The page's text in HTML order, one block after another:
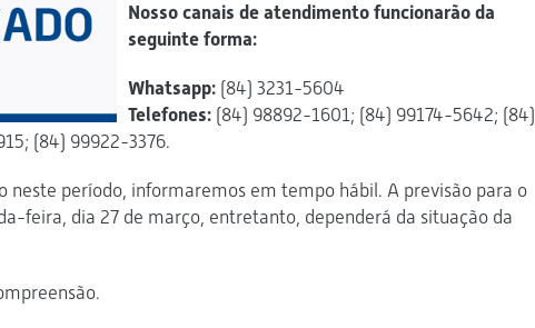
Nosso canais de atendimento funcionarão da
seguinte forma:
Whatsapp: (84) 3231-5604
Telefones: (84) 98892-1601; (84) 99174-5642; (84)
(84) 99922-3376.
neste período, informaremos em tempo hábil. A previsão para o
feira, dia 27 de março, entretanto, dependerá da situação da